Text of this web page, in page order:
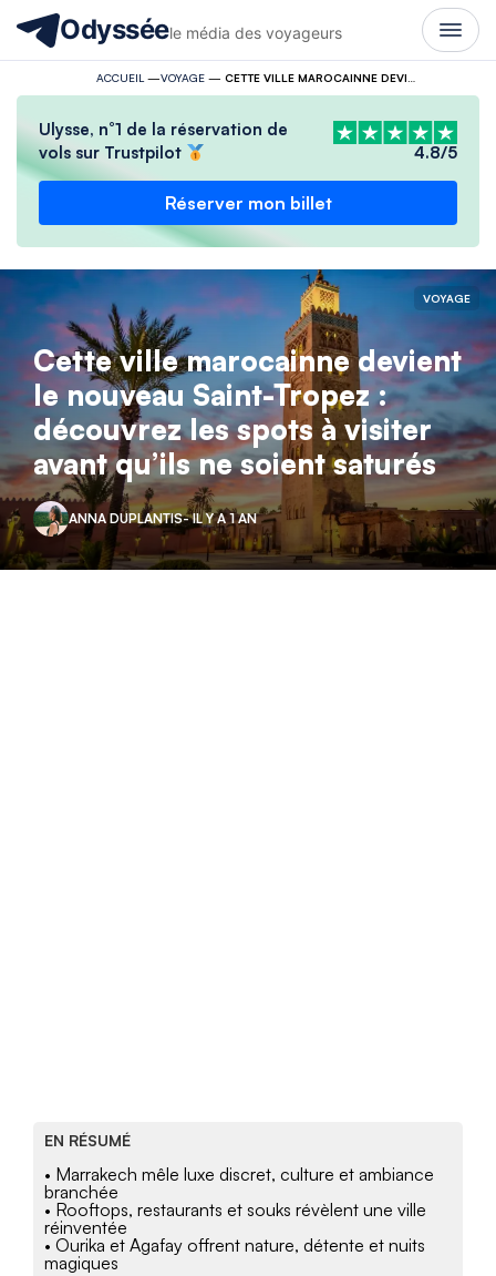
Odysséele média des voyageurs
ACCUEIL —VOYAGE—
Ulysse, n°1 de la réservation de
vols sur Trustpilot
4.8/5
Réserver mon billet
VOYAGE
Cette ville marocainne devient
le nouveau Saint-Tropez :
découvrez les spots à visiter
avant qu’ils ne soient saturés
ANNA DUPLANTIS- IL Y A 1 AN
EN RÉSUMÉ
• Marrakech mêle luxe discret, culture et ambiance
branchée
• Rooftops, restaurants et souks révèlent une ville
réinventée
• Ourika et Agafay offrent nature, détente et nuits
magiques